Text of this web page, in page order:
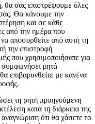
θα σας επιστρέψουμε όλες
Θα κάνουμε την
και σε κάθε
από την ημέρα που
αποσυρθείτε από αυτή τη
την επιστροφή
που χρησιμοποιήσατε για
συμφωνήσει ρητά
επιβαρυνθείτε με κανένα
τη ρητή προηγούμενη
κατά τη διάρκεια της
ότι θα χάσετε το